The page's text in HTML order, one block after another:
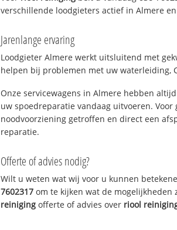
verschillende loodgieters actief in Almere
Jarenlange ervaring
Loodgieter Almere werkt uitsluitend met
helpen bij problemen met uw waterleiding,
Onze servicewagens in Almere hebben
uw spoedreparatie vandaag uitvoeren.
noodvoorziening getroffen en direct een
reparatie.
Offerte of advies nodig?
Wilt u weten wat wij voor u kunnen
7602317 om te kijken wat de mogelijkheden
reiniging offerte of advies over riool